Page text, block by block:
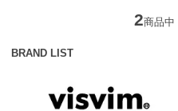
2商品中
BRAND LIST